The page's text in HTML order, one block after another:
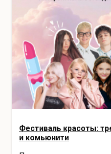
Фестиваль красоты:
и комьюнити